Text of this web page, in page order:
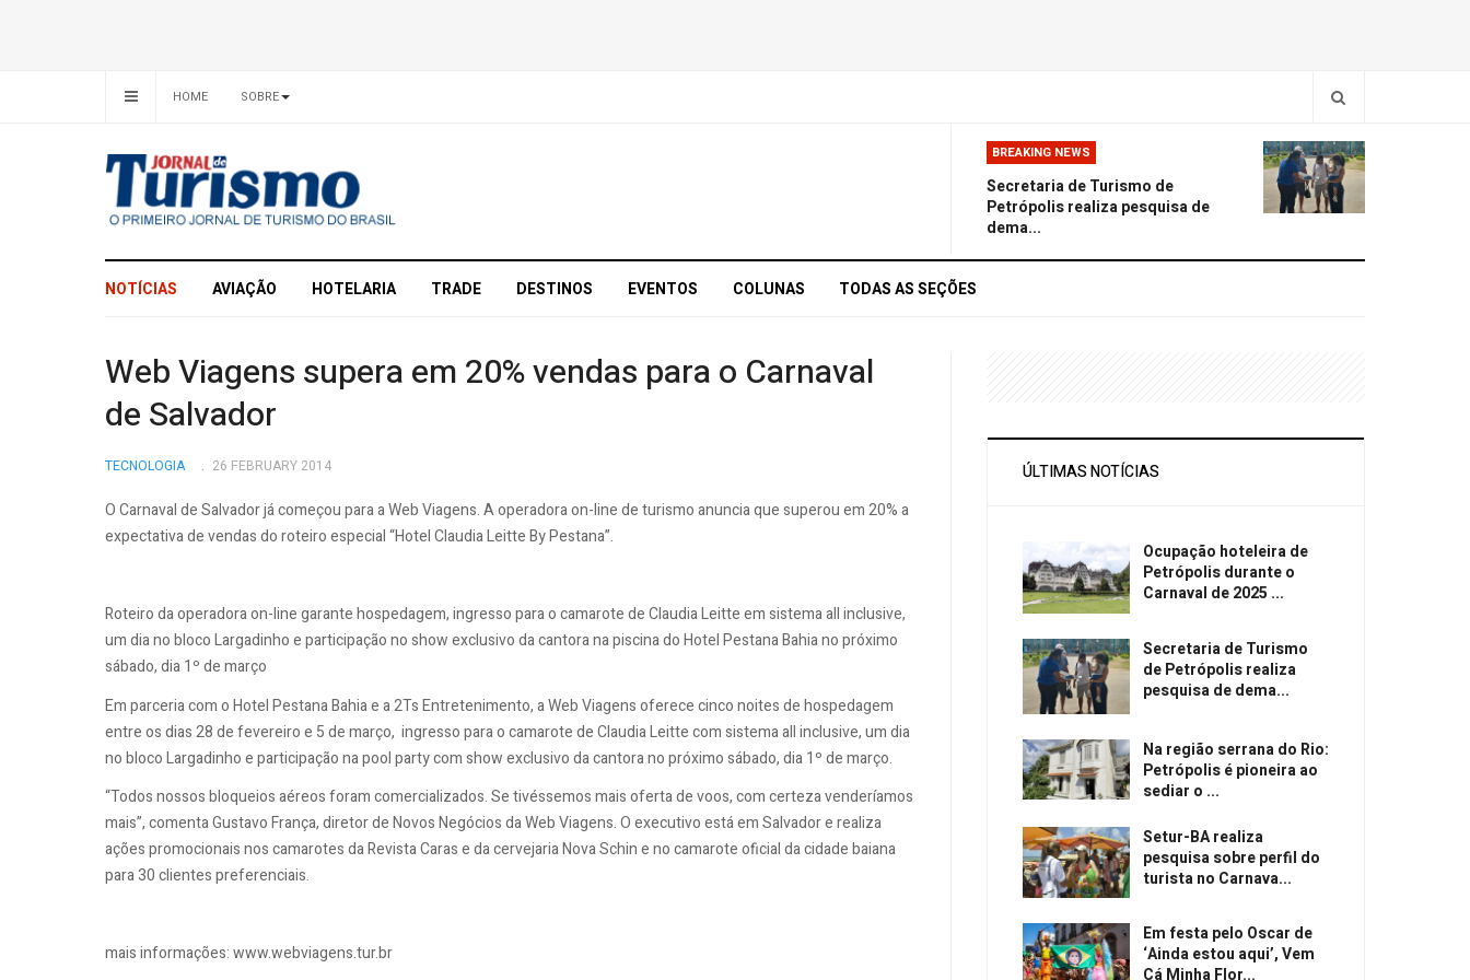
HOME SOBRE
BREAKING NEWS
Secretaria de Turismo de
Petrópolis realiza pesquisa de
dema...
NOTÍCIAS AVIAÇÃO HOTELARIA TRADE DESTINOS EVENTOS COLUNAS TODAS AS SEÇÕES
Web Viagens supera em 20% vendas para o Carnaval
de Salvador
TECNOLOGIA 26 FEBRUARY 2014
O Carnaval de Salvador já começou para a Web Viagens. A operadora on-line de turismo anuncia que superou em 20% a
expectativa de vendas do roteiro especial “Hotel Claudia Leitte By Pestana”.
Roteiro da operadora on-line garante hospedagem, ingresso para o camarote de Claudia Leitte em sistema all inclusive,
um dia no bloco Largadinho e participação no show exclusivo da cantora na piscina do Hotel Pestana Bahia no próximo
sábado, dia 1º de março
Em parceria com o Hotel Pestana Bahia e a 2Ts Entretenimento, a Web Viagens oferece cinco noites de hospedagem
entre os dias 28 de fevereiro e 5 de março, ingresso para o camarote de Claudia Leitte com sistema all inclusive, um dia
no bloco Largadinho e participação na pool party com show exclusivo da cantora no próximo sábado, dia 1º de março.
“Todos nossos bloqueios aéreos foram comercializados. Se tivéssemos mais oferta de voos, com certeza venderíamos
mais”, comenta Gustavo França, diretor de Novos Negócios da Web Viagens. O executivo está em Salvador e realiza
ações promocionais nos camarotes da Revista Caras e da cervejaria Nova Schin e no camarote oficial da cidade baiana
para 30 clientes preferenciais.
mais informações: www.webviagens.tur.br
ÚLTIMAS NOTÍCIAS
Ocupação hoteleira de
Petrópolis durante o
Carnaval de 2025 ...
Secretaria de Turismo
de Petrópolis realiza
pesquisa de dema...
Na região serrana do Rio:
Petrópolis é pioneira ao
sediar o ...
Setur-BA realiza
pesquisa sobre perfil do
turista no Carnava...
Em festa pelo Oscar de
‘Ainda estou aqui’, Vem
Cá Minha Flor...